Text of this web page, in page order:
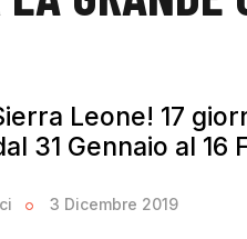
Leone! 17
31 Gennaio al 16
3 Dicembre 2019